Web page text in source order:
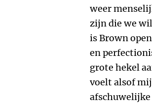
weer
zijn die we
is Brown
en
grote hekel
voelt alsof
afschuwelijke